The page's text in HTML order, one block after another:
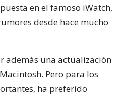
en el famoso iWatch,
desde hace mucho
además una actualización
Pero para los
ha preferido